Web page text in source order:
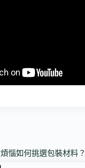
煩惱如何挑選包裝材料？